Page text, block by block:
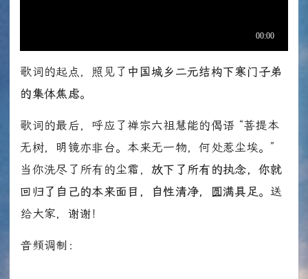
歌词的起点，照见了 中国城乡二元结构下寒门子弟
的集体焦虑。
歌词的最后，呼应了禅宗六祖慧能的偈语 “菩提本
无树，明镜亦非台。本来无一物，何处惹尘埃。”
当你洗尽了所有的尘霜， 放下了所有的执念，你就
回归了自己的本来面目，自性清净，圆满具足。送
给大家，谢谢！
音频调制：